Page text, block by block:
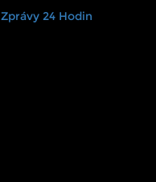
Zprávy 24 Hodin